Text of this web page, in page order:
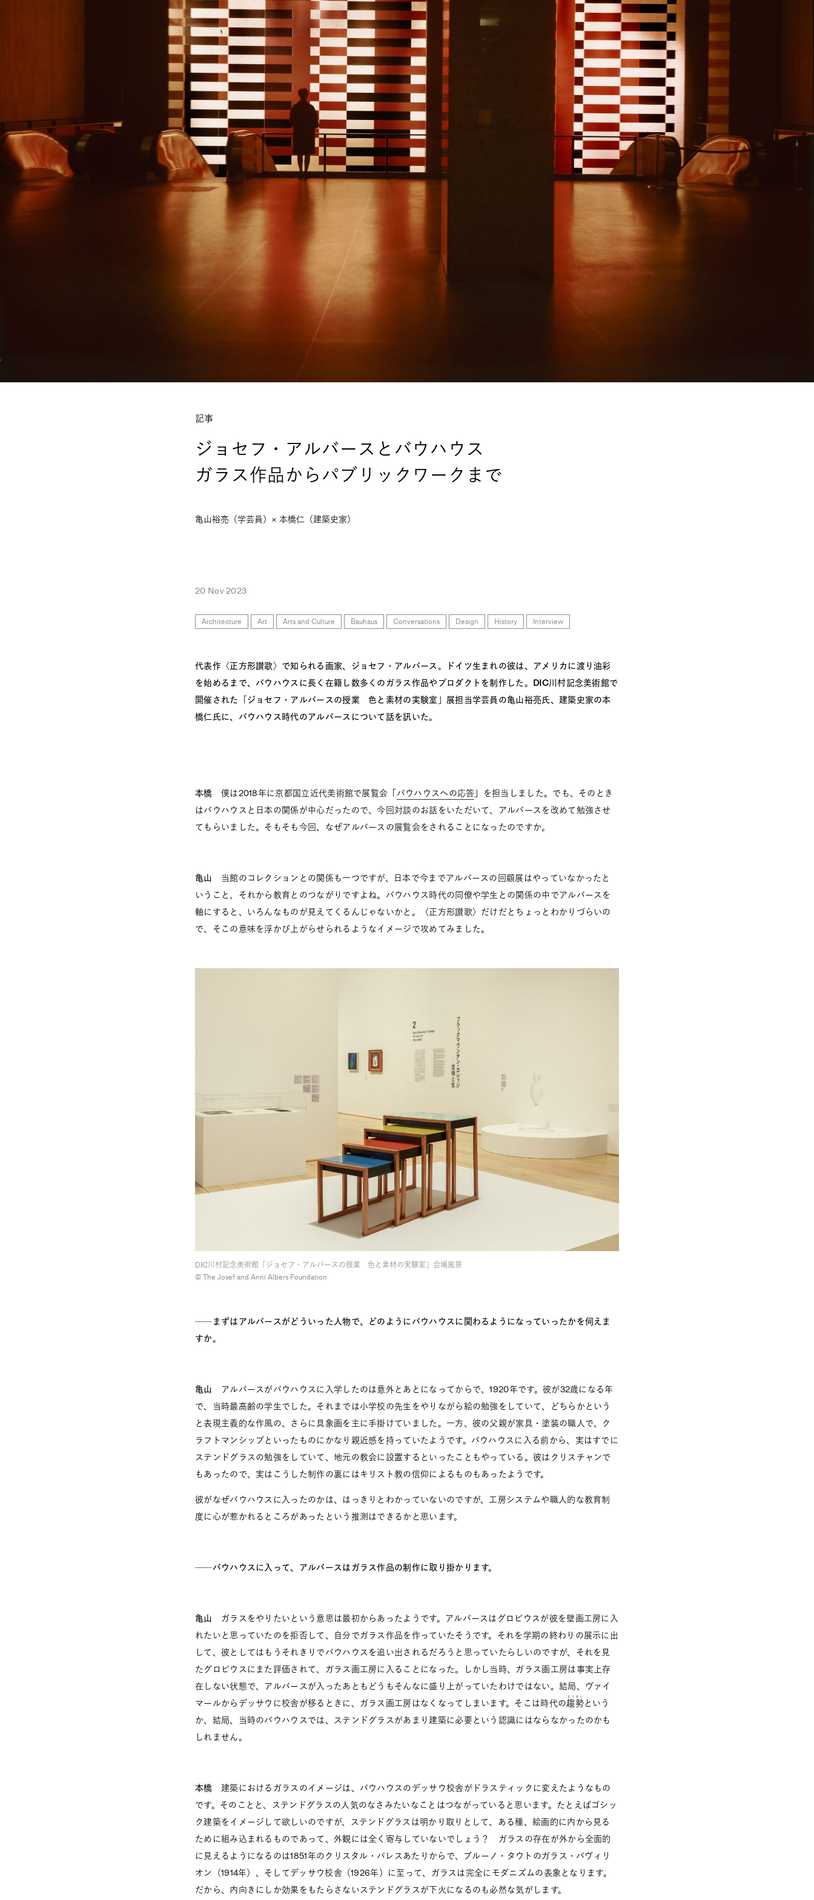
記事
ジョセフ・アルバースとバウハウス
ガラス作品からパブリックワークまで
亀山裕亮（学芸員）× 本橋仁（建築史家）
20 Nov 2023
Architecture Art Arts and Culture Bauhaus Conversations Design History Interview
代表作〈正方形讃歌〉で知られる画家、ジョセフ・アルバース。ドイツ生まれの彼は、アメリカに渡り油彩
を始めるまで、バウハウスに長く在籍し数多くのガラス作品やプロダクトを制作した。DIC川村記念美術館で
開催された「ジョセフ・アルバースの授業 色と素材の実験室」展担当学芸員の亀山裕亮氏、建築史家の本
橋仁氏に、バウハウス時代のアルバースについて話を訊いた。
本橋 僕は2018年に京都国立近代美術館で展覧会「 バウハウスへの応答 」を担当しました。でも、そのとき
はバウハウスと日本の関係が中心だったので、今回対談のお話をいただいて、アルバースを改めて勉強させ
てもらいました。そもそも今回、なぜアルバースの展覧会をされることになったのですか。
亀山 当館のコレクションとの関係も一つですが、日本で今までアルバースの回顧展はやっていなかったと
いうこと、それから教育とのつながりですよね。バウハウス時代の同僚や学生との関係の中でアルバースを
軸にすると、いろんなものが見えてくるんじゃないかと。〈正方形讃歌〉だけだとちょっとわかりづらいの
で、そこの意味を浮かび上がらせられるようなイメージで攻めてみました。
DIC川村記念美術館「ジョセフ・アルバースの授業 色と素材の実験室」会場風景
©︎ The Josef and Anni Albers Foundation
──まずはアルバースがどういった人物で、どのようにバウハウスに関わるようになっていったかを伺えま
すか。
亀山 アルバースがバウハウスに入学したのは意外とあとになってからで、1920年です。彼が32歳になる年
で、当時最高齢の学生でした。それまでは小学校の先生をやりながら絵の勉強をしていて、どちらかという
と表現主義的な作風の、さらに具象画を主に手掛けていました。一方、彼の父親が家具・塗装の職人で、ク
ラフトマンシップといったものにかなり親近感を持っていたようです。バウハウスに入る前から、実はすでに
ステンドグラスの勉強をしていて、地元の教会に設置するといったこともやっている。彼はクリスチャンで
もあったので、実はこうした制作の裏にはキリスト教の信仰によるものもあったようです。
彼がなぜバウハウスに入ったのかは、はっきりとわかっていないのですが、工房システムや職人的な教育制
度に心が惹かれるところがあったという推測はできるかと思います。
──バウハウスに入って、アルバースはガラス作品の制作に取り掛かります。
亀山 ガラスをやりたいという意思は最初からあったようです。アルバースはグロピウスが彼を壁画工房に入
れたいと思っていたのを拒否して、自分でガラス作品を作っていたそうです。それを学期の終わりの展示に出
して、彼としてはもうそれきりでバウハウスを追い出されるだろうと思っていたらしいのですが、それを見
たグロピウスにまた評価されて、ガラス画工房に入ることになった。しかし当時、ガラス画工房は事実上存
在しない状態で、アルバースが入ったあともどうもそんなに盛り上がっていたわけではない。結局、ヴァイ
マールからデッサウに校舎が移るときに、ガラス画工房はなくなってしまいます。そこは時代の趨勢
すうせい
という
か、結局、当時のバウハウスでは、ステンドグラスがあまり建築に必要という認識にはならなかったのかも
しれません。
本橋 建築におけるガラスのイメージは、バウハウスのデッサウ校舎がドラスティックに変えたようなもの
です。そのことと、ステンドグラスの人気のなさみたいなことはつながっていると思います。たとえばゴシッ
ク建築をイメージして欲しいのですが、ステンドグラスは明かり取りとして、ある種、絵画的に内から見る
ために組み込まれるものであって、外観には全く寄与していないでしょう？ ガラスの存在が外から全面的
に見えるようになるのは1851年のクリスタル・パレスあたりからで、ブルーノ・タウトのガラス・パヴィリ
オン（1914年）、そしてデッサウ校舎（1926年）に至って、ガラスは完全にモダニズムの表象となります。
だから、内向きにしか効果をもたらさないステンドグラスが下火になるのも必然な気がします。